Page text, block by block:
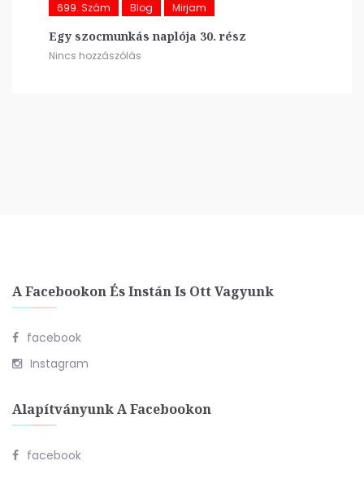
699. Szám Blog Mirjam
Egy szocmunkás naplója 30. rész
Nincs hozzászólás
A Facebookon És Instán Is Ott Vagyunk
facebook
Instagram
Alapítványunk A Facebookon
facebook